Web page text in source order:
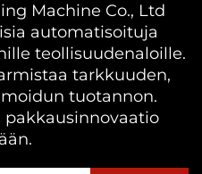
Machine Co., Ltd
automatisoituja
teollisuudenaloille.
tarkkuuden,
tuotannon.